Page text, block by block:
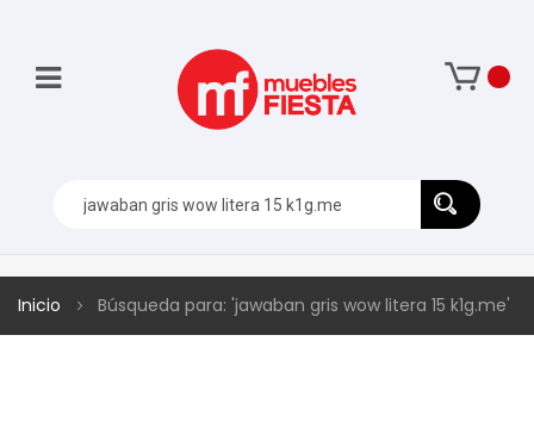
Inicio Búsqueda para: 'jawaban gris wow litera 15 k1g.me'